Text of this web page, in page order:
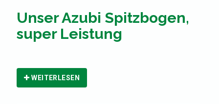
Unser Azubi Spitzbogen,
super Leistung
WEITERLESEN